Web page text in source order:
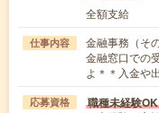
全額支給
仕事内容
金融事務（そ
金融窓口での
よ＊＊入金や
応募資格 職種未経験OK